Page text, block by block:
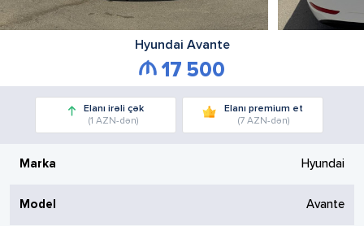
Hyundai Avante
17 500
Elanı irəli çək
(1 AZN-dən)
Elanı premium et
(7 AZN-dən)
Marka Hyundai
Model Avante